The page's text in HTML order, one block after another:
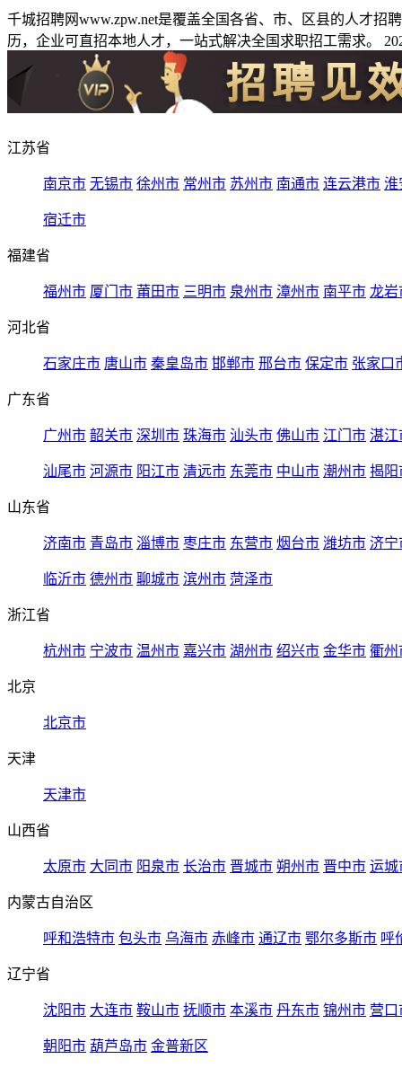
千城招聘网www.zpw.net是覆盖全国各省、市、区县的人才
历，企业可直招本地人才，一站式解决全国求职招工需求。
江苏省
南京市 无锡市 徐州市 常州市 苏州市 南通市 连云港市 淮
宿迁市
福建省
福州市 厦门市 莆田市 三明市 泉州市 漳州市 南平市 龙岩
河北省
石家庄市 唐山市 秦皇岛市 邯郸市 邢台市 保定市 张家口
广东省
广州市 韶关市 深圳市 珠海市 汕头市 佛山市 江门市 湛江
汕尾市 河源市 阳江市 清远市 东莞市 中山市 潮州市 揭阳
山东省
济南市 青岛市 淄博市 枣庄市 东营市 烟台市 潍坊市 济宁
临沂市 德州市 聊城市 滨州市 菏泽市
浙江省
杭州市 宁波市 温州市 嘉兴市 湖州市 绍兴市 金华市 衢州
北京
北京市
天津
天津市
山西省
太原市 大同市 阳泉市 长治市 晋城市 朔州市 晋中市 运城
内蒙古自治区
呼和浩特市 包头市 乌海市 赤峰市 通辽市 鄂尔多斯市 呼
辽宁省
沈阳市 大连市 鞍山市 抚顺市 本溪市 丹东市 锦州市 营口
朝阳市 葫芦岛市 金普新区